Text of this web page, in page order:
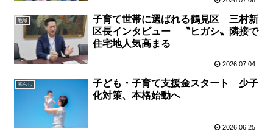
地域
子育て世帯に選ばれる鶴見区 三村新
区長インタビュー 〝ヒガシ〟隣接で
住宅地人気高まる
2026.07.04
暮らし
子ども・子育て支援金スタート 少子
化対策、本格始動へ
2026.06.25